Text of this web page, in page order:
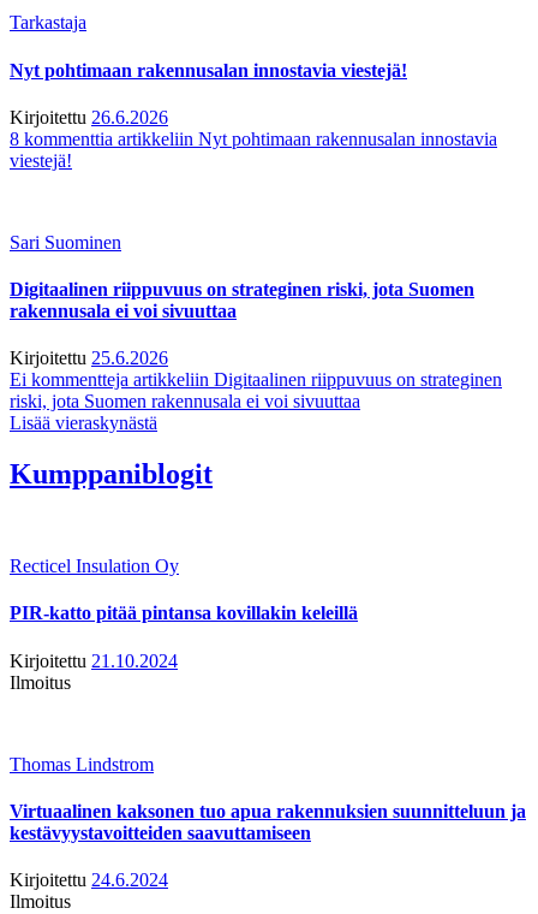
Tarkastaja
Nyt pohtimaan rakennusalan innostavia viestejä!
Kirjoitettu 26.6.2026
8 kommenttia artikkeliin Nyt pohtimaan rakennusalan innostavia
viestejä!
Sari Suominen
Digitaalinen riippuvuus on strateginen riski, jota Suomen
rakennusala ei voi sivuuttaa
Kirjoitettu 25.6.2026
Ei kommentteja artikkeliin Digitaalinen riippuvuus on strateginen
riski, jota Suomen rakennusala ei voi sivuuttaa
Lisää vieraskynästä
Kumppaniblogit
Recticel Insulation Oy
PIR-katto pitää pintansa kovillakin keleillä
Kirjoitettu 21.10.2024
Ilmoitus
Thomas Lindstrom
Virtuaalinen kaksonen tuo apua rakennuksien suunnitteluun ja
kestävyystavoitteiden saavuttamiseen
Kirjoitettu 24.6.2024
Ilmoitus